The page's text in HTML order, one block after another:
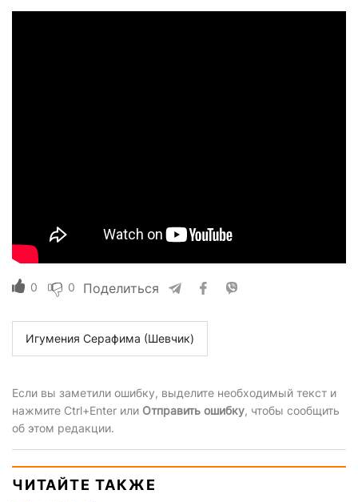
0 0 Поделиться
Игумения Серафима (Шевчик)
Если вы заметили ошибку, выделите необходимый текст и
нажмите Ctrl+Enter или Отправить ошибку, чтобы сообщить
об этом редакции.
ЧИТАЙТЕ ТАКЖЕ